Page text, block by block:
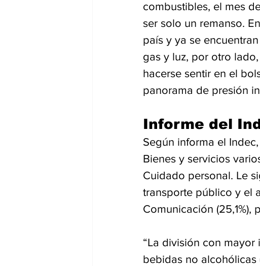
combustibles, el mes
ser solo un remanso.
país y ya se
gas y luz, por otro
hacerse sentir en el
panorama de presión
Informe del
Según informa el
Bienes y servicios
Cuidado personal. Le
transporte público y el
Comunicación (25,1%),
“La división con
bebidas no alcohólicas